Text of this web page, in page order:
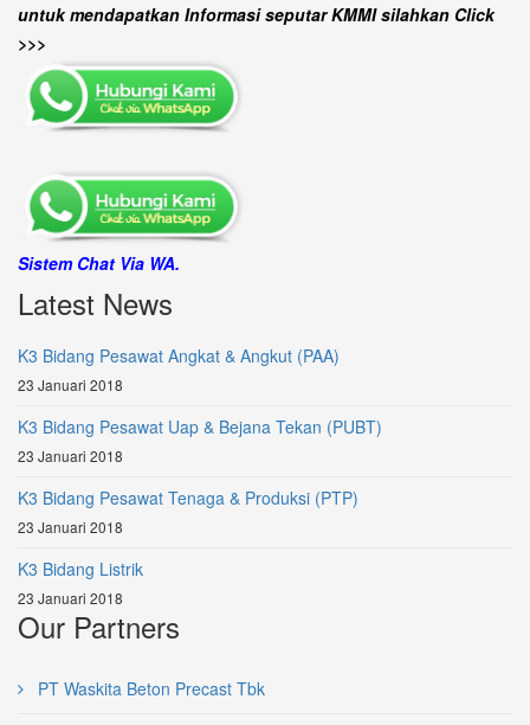
untuk mendapatkan Informasi seputar KMMI silahkan Click
>>>
Sistem Chat Via WA.
Latest News
K3 Bidang Pesawat Angkat & Angkut (PAA)
23 Januari 2018
K3 Bidang Pesawat Uap & Bejana Tekan (PUBT)
23 Januari 2018
K3 Bidang Pesawat Tenaga & Produksi (PTP)
23 Januari 2018
K3 Bidang Listrik
23 Januari 2018
Our Partners
PT Waskita Beton Precast Tbk